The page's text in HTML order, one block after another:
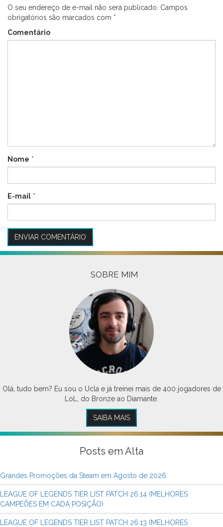
O seu endereço de e-mail não será publicado. Campos
obrigatórios são marcados com *
Comentário
Nome *
E-mail *
SOBRE MIM
Olá, tudo bem? Eu sou o Ucla e já treinei mais de 400 jogadores de
LoL, do Bronze ao Diamante.
SAIBA MAIS
Posts em Alta
Grandes Promoções da Steam em Agosto de 2026
LEAGUE OF LEGENDS TIER LIST PATCH 26.14 (MELHORES
CAMPEÕES EM CADA POSIÇÃO)
LEAGUE OF LEGENDS TIER LIST PATCH 26.13 (MELHORES